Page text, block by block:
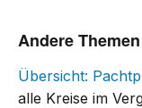
Andere Themen
Übersicht:
alle Kreise im